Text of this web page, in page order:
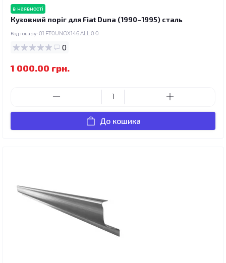
в наявності
Кузовний поріг для Fiat Duna (1990–1995) сталь
Код товару: 01.FT0UNOX146.ALL.0.0
0
1 000.00 грн.
До кошика